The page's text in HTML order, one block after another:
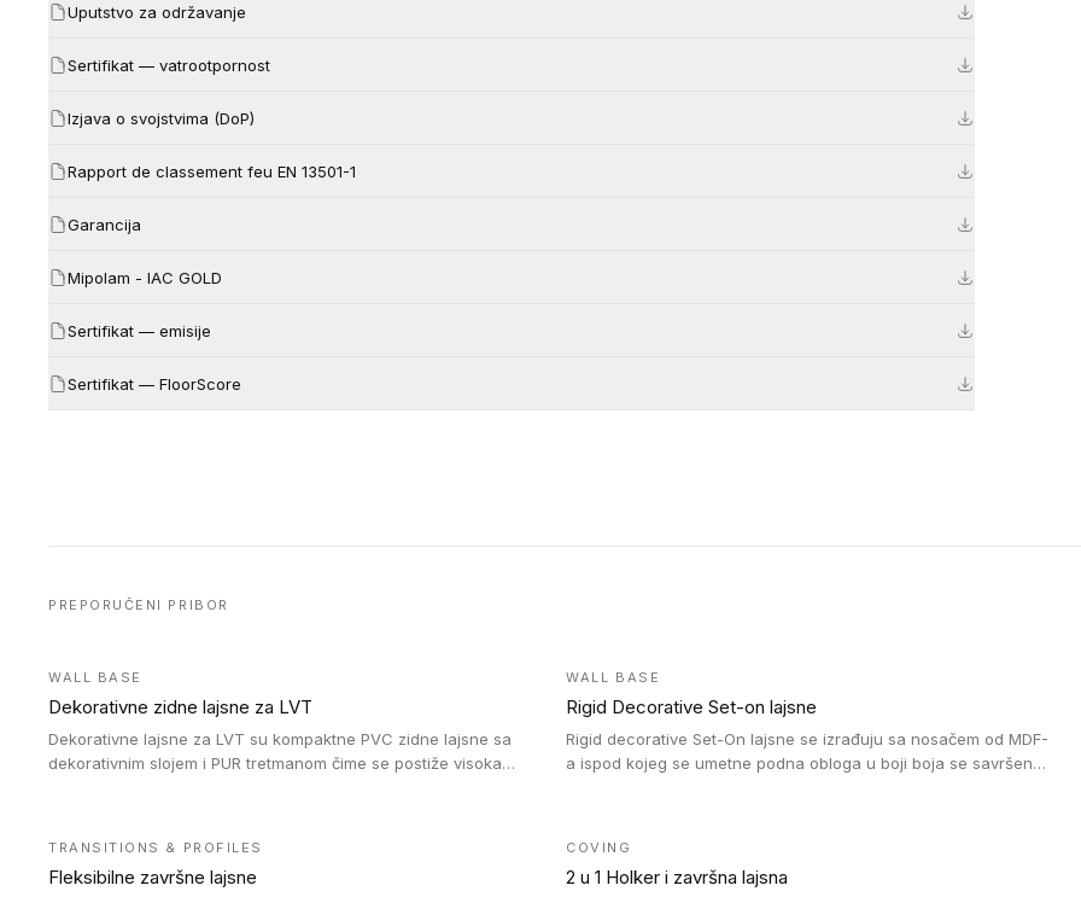
Uputstvo za održavanje
Sertifikat — vatrootpornost
Izjava o svojstvima (DoP)
Rapport de classement feu EN 13501-1
Garancija
Mipolam - IAC GOLD
Sertifikat — emisije
Sertifikat — FloorScore
PREPORUČENI PRIBOR
WALL BASE
Dekorativne zidne lajsne za LVT
Dekorativne lajsne za LVT su kompaktne PVC zidne lajsne sa
dekorativnim slojem i PUR tretmanom čime se postiže visoka
WALL BASE
Rigid Decorative Set-on lajsne
Rigid decorative Set-On lajsne se izrađuju sa nosačem od MDF-
a ispod kojeg se umetne podna obloga u boji boja se savršeno
TRANSITIONS & PROFILES
Fleksibilne završne lajsne
COVING
2 u 1 Holker i završna lajsna